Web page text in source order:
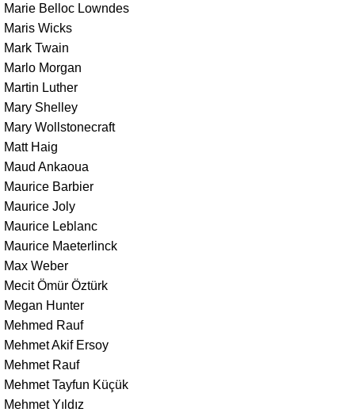
Marie Belloc Lowndes
Maris Wicks
Mark Twain
Marlo Morgan
Martin Luther
Mary Shelley
Mary Wollstonecraft
Matt Haig
Maud Ankaoua
Maurice Barbier
Maurice Joly
Maurice Leblanc
Maurice Maeterlinck
Max Weber
Mecit Ömür Öztürk
Megan Hunter
Mehmed Rauf
Mehmet Akif Ersoy
Mehmet Rauf
Mehmet Tayfun Küçük
Mehmet Yıldız